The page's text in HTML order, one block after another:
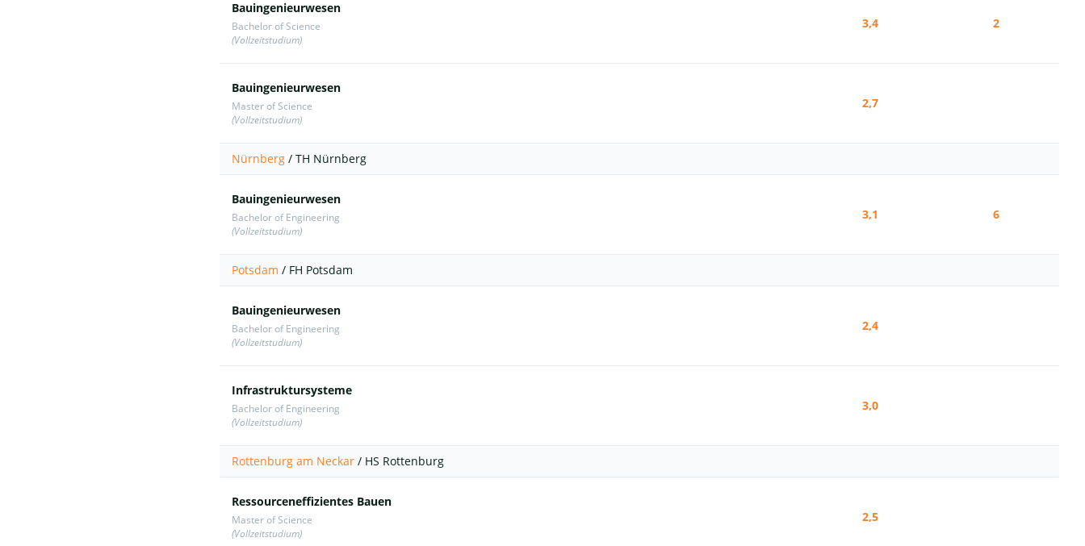
Bauingenieurwesen
Bachelor of Science
(Vollzeitstudium)
3,4 2
Bauingenieurwesen
Master of Science
(Vollzeitstudium)
2,7
Nürnberg / TH Nürnberg
Bauingenieurwesen
Bachelor of Engineering
(Vollzeitstudium)
3,1 6
Potsdam / FH Potsdam
Bauingenieurwesen
Bachelor of Engineering
(Vollzeitstudium)
2,4
Infrastruktursysteme
Bachelor of Engineering
(Vollzeitstudium)
3,0
Rottenburg am Neckar / HS Rottenburg
Ressourceneffizientes Bauen
Master of Science
(Vollzeitstudium)
2,5